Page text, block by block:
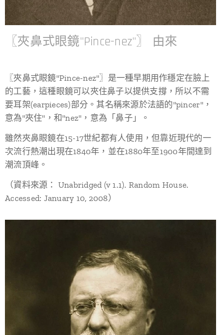
〖夾鼻式眼鏡"Pince-nez"〗 由來
〖夾鼻式眼鏡"Pince-nez"〗是一種早期用作穩定在臉上
的工藝，這種眼鏡可以夾住鼻子以提供支撐，所以不需
要耳架(earpieces)部分。其名稱來源於法語的"pincer"，
意為"夾住"，和"nez"，意為「鼻子」。
雖然夾鼻眼鏡在15-17世紀都有人使用，但靠近現代的一
次流行熱潮出現在1840年，並在1880年至1900年間達到
潮流頂峰。
（資料來源： Unabridged (v 1.1). Random House.
Accessed: January 10, 2008）